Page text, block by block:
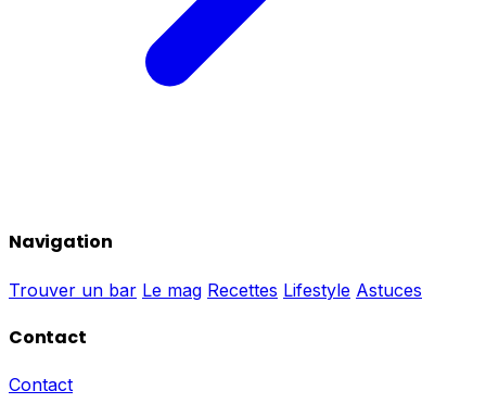
Navigation
Trouver un bar Le mag Recettes Lifestyle Astuces
Contact
Contact